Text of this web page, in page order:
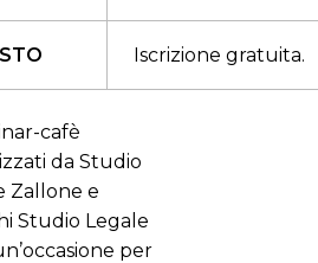
Iscrizione gratuita.
cafè
da Studio
Zallone e
Studio Legale
per